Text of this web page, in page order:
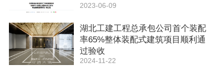
2023-06-09
湖北工建工程总承包公司首个装配
率65%整体装配式建筑项目顺利通
过验收
2024-11-22